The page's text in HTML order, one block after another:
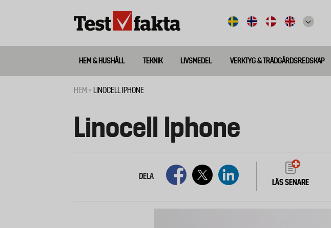
Huvudmeny
ny
HEM & HUSHÅLL TEKNIK LIVSMEDEL VERKTYG & TRÄDGÅRDSREDSKAP
HEM LINOCELL IPHONE
Linocell Iphone
DELA
LÄS SENARE